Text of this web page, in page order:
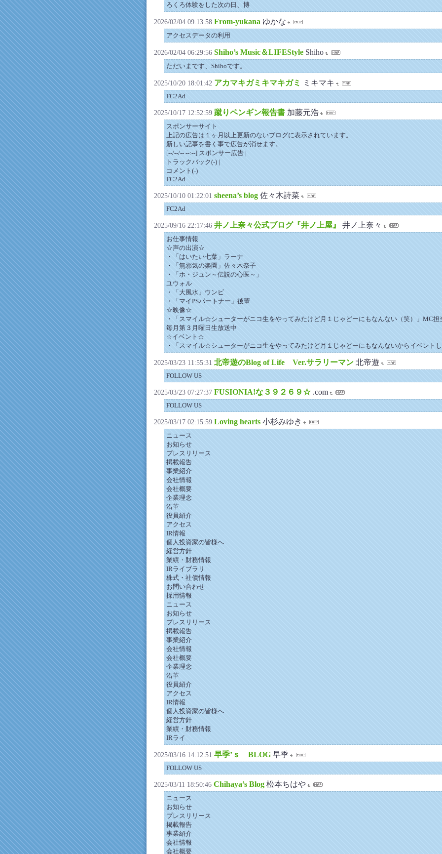
ろくろ体験をした次の日、博
2026/02/04 09:13:58 From-yukana ゆかな
アクセスデータの利用
2026/02/04 06:29:56 Shiho’s Music＆LIFEStyle Shiho
ただいまです、Shihoです。
2025/10/20 18:01:42 アカマキガミキマキガミ ミキマキ
FC2Ad
2025/10/17 12:52:59 蹴りペンギン報告書 加藤元浩
スポンサーサイト
上記の広告は１ヶ月以上更新のないブログに表示されています。
新しい記事を書く事で広告が消せます。
[--/--/-- --:--] スポンサー広告 |
トラックバック(-) |
コメント(-)
FC2Ad
2025/10/10 01:22:01 sheena’s blog 佐々木詩菜
FC2Ad
2025/09/16 22:17:46 井ノ上奈々公式ブログ『井ノ上屋』 井ノ上奈々
お仕事情報
☆声の出演☆
・「はいたい七葉」ラーナ
・「無邪気の楽園」佐々木奈子
・「ホ・ジュン～伝説の心医～」
ユウォル
・「大風水」ウンビ
・「マイPSパートナー」後輩
☆映像☆
・「スマイル☆シューターがニコ生をやってみたけど月１じゃどーにもなんない（笑）」MC担
毎月第３月曜日生放送中
☆イベント☆
・「スマイル☆シューターがニコ生をやってみたけど月１じゃどーにもなんないからイベント
2025/03/23 11:55:31 北帝遊のBlog of Life Ver.サラリーマン 北帝遊
FOLLOW US
2025/03/23 07:27:37 FUSIONIA!な３９２６９☆ .com
FOLLOW US
2025/03/17 02:15:59 Loving hearts 小杉みゆき
ニュース
お知らせ
プレスリリース
掲載報告
事業紹介
会社情報
会社概要
企業理念
沿革
役員紹介
アクセス
IR情報
個人投資家の皆様へ
経営方針
業績・財務情報
IRライブラリ
株式・社債情報
お問い合わせ
採用情報
ニュース
お知らせ
プレスリリース
掲載報告
事業紹介
会社情報
会社概要
企業理念
沿革
役員紹介
アクセス
IR情報
個人投資家の皆様へ
経営方針
業績・財務情報
IRライ
2025/03/16 14:12:51 早季’ｓ BLOG 早季
FOLLOW US
2025/03/11 18:50:46 Chihaya’s Blog 松本ちはや
ニュース
お知らせ
プレスリリース
掲載報告
事業紹介
会社情報
会社概要